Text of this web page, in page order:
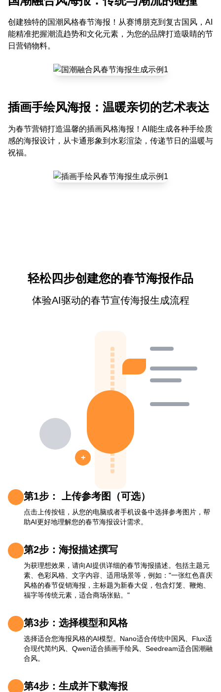
创建独特的国潮风格春节海报！从赛博朋克到复古国风，AI
能精准把握潮流趋势和文化元素，为您的品牌打造吸睛的节
日营销物料。
插画手绘风海报：温暖亲切的艺术表达
为春节营销打造温馨的插画风格海报！AI能生成各种手绘质
感的海报设计，从卡通形象到水彩渲染，传递节日的温暖与
祝福。
轻松四步创建您的春节海报作品
体验AI驱动的春节宣传海报生成流程
+
第1步： 上传参考图（可选）
点击上传按钮，从您的电脑或者手机设备中选择参考图片，帮
助AI更好地理解您的春节海报设计需求。
第2步：海报描述撰写
为获理想效果，请向AI提供详细的春节海报描述。包括主题元
素、色彩风格、文字内容、适用场景等，例如："一张红色喜庆
风格的春节促销海报，主标题为新春大促，包含灯笼、鞭炮、
福字等传统元素，适合商场张贴。"
第3步：选择模型和风格
选择适合您海报风格的AI模型。Nano适合传统中国风、Flux适
合现代简约风、Qwen适合插画手绘风、Seedream适合国潮融
合风。
第4步：生成并下载海报